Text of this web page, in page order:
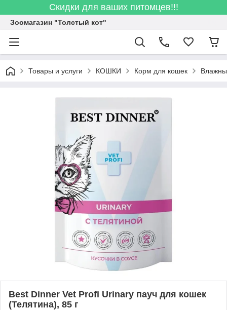
Скидки для ваших питомцев!!!
Зоомагазин "Толстый кот"
Товары и услуги КОШКИ Корм для кошек
Best Dinner Vet Profi Urinary пауч для кошек
(Телятина), 85 г